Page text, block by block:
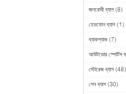
জলরোধী ব্যাগ (8)
হেডফোন ব্যাগ (1)
ব্যাকপ্যাক (7)
আউটডোর স্পোর্টস
স্টোরেজ ব্যাগ (48)
পেন ব্যাগ (30)